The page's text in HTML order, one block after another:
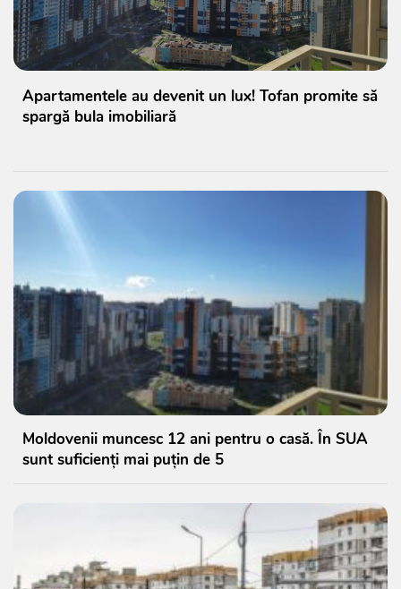
Apartamentele au devenit un lux! Tofan promite să
spargă bula imobiliară
Moldovenii muncesc 12 ani pentru o casă. În SUA
sunt suficienți mai puțin de 5